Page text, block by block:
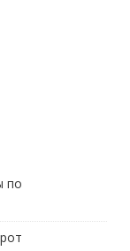
по